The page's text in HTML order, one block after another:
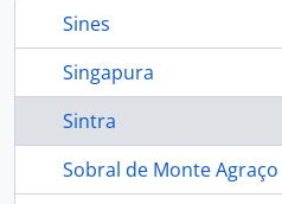
Sines
Singapura
Sintra
Sobral de Monte Agraço